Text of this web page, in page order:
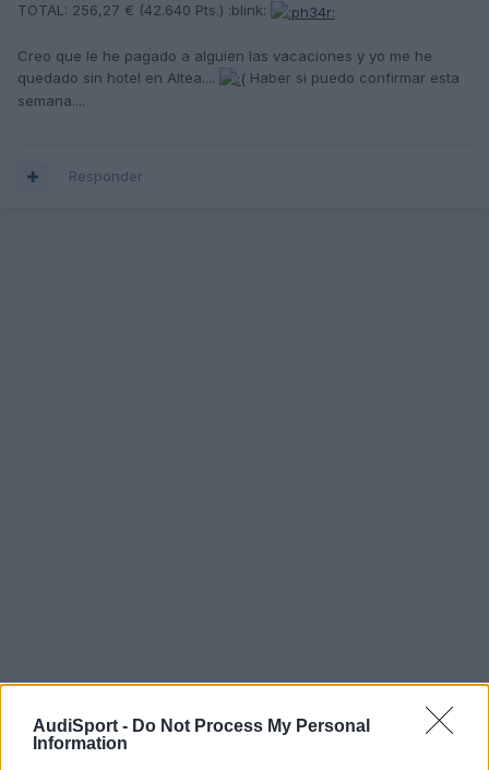
AudiSport - Do Not Process My Personal
Information
TOTAL: 256,27 € (42.640 Pts.) :blink:
Creo que le he pagado a alguien las vacaciones y yo me he
quedado sin hotel en Altea....
Haber si puedo confirmar esta
semana....
Responder